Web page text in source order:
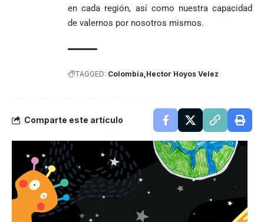
en cada región, así como nuestra capacidad
de valernos por nosotros mismos.
TAGGED: Colombia Hector Hoyos Velez
Comparte este artículo